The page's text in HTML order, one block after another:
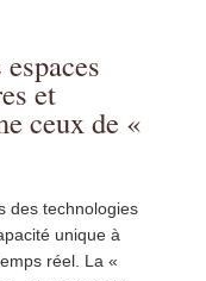
et
ceux de «
des technologies
unique à
réel. La «